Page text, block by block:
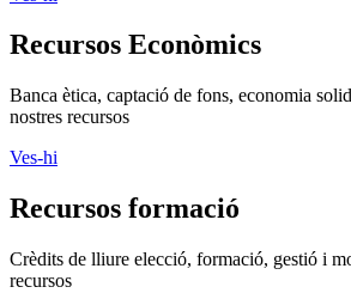
Recursos Econòmics
Banca ètica, captació de fons, economia
nostres recursos
Ves-hi
Recursos formació
Crèdits de lliure elecció, formació, gestió i
recursos